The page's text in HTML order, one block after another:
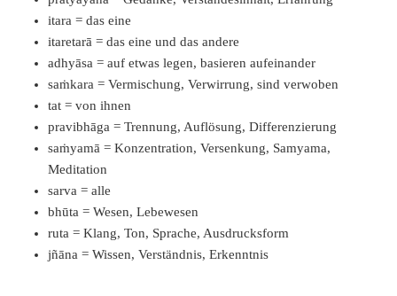
itara = das eine
itaretarā = das eine und das andere
adhyāsa = auf etwas legen, basieren aufeinander
saṁkara = Vermischung, Verwirrung, sind verwoben
tat = von ihnen
pravibhāga = Trennung, Auflösung, Differenzierung
saṁyamā = Konzentration, Versenkung, Samyama,
Meditation
sarva = alle
bhūta = Wesen, Lebewesen
ruta = Klang, Ton, Sprache, Ausdrucksform
jñāna = Wissen, Verständnis, Erkenntnis